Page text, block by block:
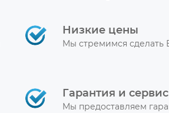
Низкие цены
Мы стремимся
Гарантия и сервис
Мы предоставляем